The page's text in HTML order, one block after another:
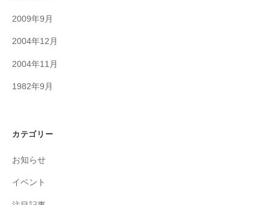
2009年9月
2004年12月
2004年11月
1982年9月
カテゴリー
お知らせ
イベント